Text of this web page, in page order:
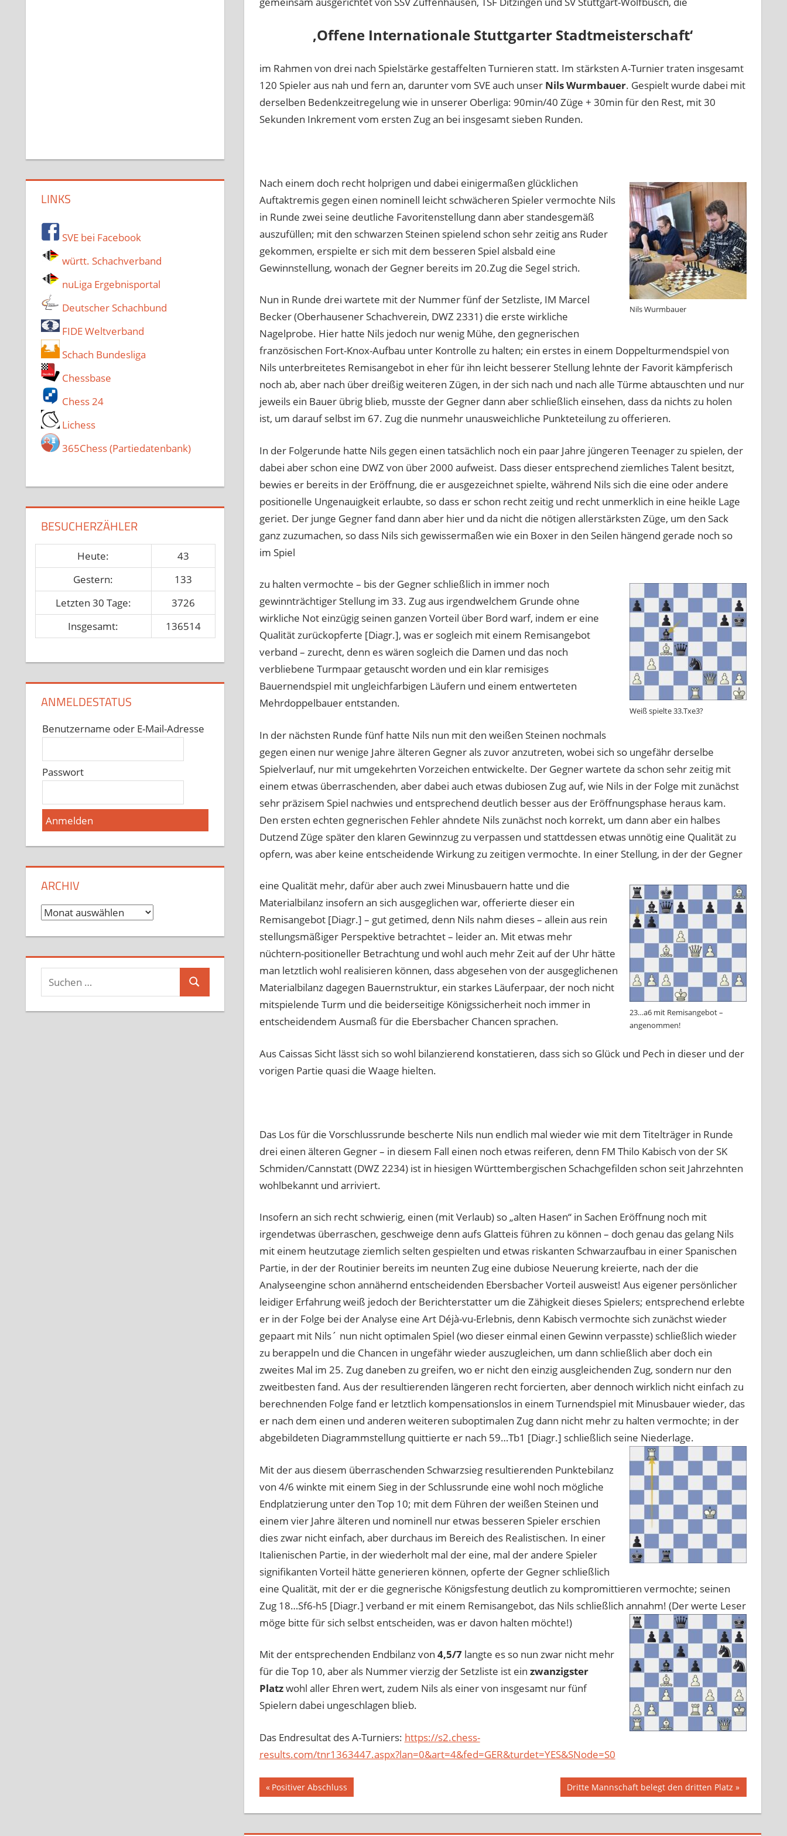
‚Offene Internationale Stuttgarter Stadtmeisterschaft‘
im Rahmen von drei nach Spielstärke gestaffelten Turnieren statt. Im stärksten A-Turnier traten insgesamt
120 Spieler aus nah und fern an, darunter vom SVE auch unser NilsWurmbauer. Gespielt wurde dabei mit
derselben Bedenkzeitregelung wie in unserer Oberliga: 90min/40 Züge + 30min für den Rest, mit 30
Sekunden Inkrement vom ersten Zug an bei insgesamt sieben Runden.
Nils Wurmbauer
Nach einem doch recht holprigen und dabei einigermaßen glücklichen
Auftaktremis gegen einen nominell leicht schwächeren Spieler vermochte Nils
in Runde zwei seine deutliche Favoritenstellung dann aber standesgemäß
auszufüllen; mit den schwarzen Steinen spielend schon sehr zeitig ans Ruder
gekommen, erspielte er sich mit dem besseren Spiel alsbald eine
Gewinnstellung, wonach der Gegner bereits im 20.Zug die Segel strich.
Nun in Runde drei wartete mit der Nummer fünf der Setzliste, IM Marcel
Becker (Oberhausener Schachverein, DWZ 2331) die erste wirkliche
Nagelprobe. Hier hatte Nils jedoch nur wenig Mühe, den gegnerischen
französischen Fort-Knox-Aufbau unter Kontrolle zu halten; ein erstes in einem Doppelturmendspiel von
Nils unterbreitetes Remisangebot in eher für ihn leicht besserer Stellung lehnte der Favorit kämpferisch
noch ab, aber nach über dreißig weiteren Zügen, in der sich nach und nach alle Türme abtauschten und nur
jeweils ein Bauer übrig blieb, musste der Gegner dann aber schließlich einsehen, dass da nichts zu holen
ist, um darauf selbst im 67. Zug die nunmehr unausweichliche Punkteteilung zu offerieren.
In der Folgerunde hatte Nils gegen einen tatsächlich noch ein paar Jahre jüngeren Teenager zu spielen, der
dabei aber schon eine DWZ von über 2000 aufweist. Dass dieser entsprechend ziemliches Talent besitzt,
bewies er bereits in der Eröffnung, die er ausgezeichnet spielte, während Nils sich die eine oder andere
positionelle Ungenauigkeit erlaubte, so dass er schon recht zeitig und recht unmerklich in eine heikle Lage
geriet. Der junge Gegner fand dann aber hier und da nicht die nötigen allerstärksten Züge, um den Sack
ganz zuzumachen, so dass Nils sich gewissermaßen wie ein Boxer in den Seilen hängend gerade noch so
im Spiel
Weiß spielte 33.Txe3?
zu halten vermochte – bis der Gegner schließlich in immer noch
gewinnträchtiger Stellung im 33. Zug aus irgendwelchem Grunde ohne
wirkliche Not einzügig seinen ganzen Vorteil über Bord warf, indem er eine
Qualität zurückopferte [Diagr.], was er sogleich mit einem Remisangebot
verband – zurecht, denn es wären sogleich die Damen und das noch
verbliebene Turmpaar getauscht worden und ein klar remisiges
Bauernendspiel mit ungleichfarbigen Läufern und einem entwerteten
Mehrdoppelbauer entstanden.
In der nächsten Runde fünf hatte Nils nun mit den weißen Steinen nochmals
gegen einen nur wenige Jahre älteren Gegner als zuvor anzutreten, wobei sich so ungefähr derselbe
Spielverlauf, nur mit umgekehrten Vorzeichen entwickelte. Der Gegner wartete da schon sehr zeitig mit
einem etwas überraschenden, aber dabei auch etwas dubiosen Zug auf, wie Nils in der Folge mit zunächst
sehr präzisem Spiel nachwies und entsprechend deutlich besser aus der Eröffnungsphase heraus kam.
Den ersten echten gegnerischen Fehler ahndete Nils zunächst noch korrekt, um dann aber ein halbes
Dutzend Züge später den klaren Gewinnzug zu verpassen und stattdessen etwas unnötig eine Qualität zu
opfern, was aber keine entscheidende Wirkung zu zeitigen vermochte. In einer Stellung, in der der Gegner
23…a6 mit Remisangebot –
angenommen!
eine Qualität mehr, dafür aber auch zwei Minusbauern hatte und die
Materialbilanz insofern an sich ausgeglichen war, offerierte dieser ein
Remisangebot [Diagr.] – gut getimed, denn Nils nahm dieses – allein aus rein
stellungsmäßiger Perspektive betrachtet – leider an. Mit etwas mehr
nüchtern-positioneller Betrachtung und wohl auch mehr Zeit auf der Uhr hätte
man letztlich wohl realisieren können, dass abgesehen von der ausgeglichenen
Materialbilanz dagegen Bauernstruktur, ein starkes Läuferpaar, der noch nicht
mitspielende Turm und die beiderseitige Königssicherheit noch immer in
entscheidendem Ausmaß für die Ebersbacher Chancen sprachen.
Aus Caissas Sicht lässt sich so wohl bilanzierend konstatieren, dass sich so Glück und Pech in dieser und der
vorigen Partie quasi die Waage hielten.
Das Los für die Vorschlussrunde bescherte Nils nun endlich mal wieder wie mit dem Titelträger in Runde
drei einen älteren Gegner – in diesem Fall einen noch etwas reiferen, denn FM Thilo Kabisch von der SK
Schmiden/Cannstatt (DWZ 2234) ist in hiesigen Württembergischen Schachgefilden schon seit Jahrzehnten
wohlbekannt und arriviert.
Insofern an sich recht schwierig, einen (mit Verlaub) so „alten Hasen“ in Sachen Eröffnung noch mit
irgendetwas überraschen, geschweige denn aufs Glatteis führen zu können – doch genau das gelang Nils
mit einem heutzutage ziemlich selten gespielten und etwas riskanten Schwarzaufbau in einer Spanischen
Partie, in der der Routinier bereits im neunten Zug eine dubiose Neuerung kreierte, nach der die
Analyseengine schon annähernd entscheidenden Ebersbacher Vorteil ausweist! Aus eigener persönlicher
leidiger Erfahrung weiß jedoch der Berichterstatter um die Zähigkeit dieses Spielers; entsprechend erlebte
er in der Folge bei der Analyse eine Art Déjà-vu-Erlebnis, denn Kabisch vermochte sich zunächst wieder
gepaart mit Nils´ nun nicht optimalen Spiel (wo dieser einmal einen Gewinn verpasste) schließlich wieder
zu berappeln und die Chancen in ungefähr wieder auszugleichen, um dann schließlich aber doch ein
zweites Mal im 25. Zug daneben zu greifen, wo er nicht den einzig ausgleichenden Zug, sondern nur den
zweitbesten fand. Aus der resultierenden längeren recht forcierten, aber dennoch wirklich nicht einfach zu
berechnenden Folge fand er letztlich kompensationslos in einem Turnendspiel mit Minusbauer wieder, das
er nach dem einen und anderen weiteren suboptimalen Zug dann nicht mehr zu halten vermochte; in der
abgebildeten Diagrammstellung quittierte er nach 59…Tb1 [Diagr.] schließlich seine Niederlage.
Mit der aus diesem überraschenden Schwarzsieg resultierenden Punktebilanz
von 4/6 winkte mit einem Sieg in der Schlussrunde eine wohl noch mögliche
Endplatzierung unter den Top 10; mit dem Führen der weißen Steinen und
einem vier Jahre älteren und nominell nur etwas besseren Spieler erschien
dies zwar nicht einfach, aber durchaus im Bereich des Realistischen. In einer
Italienischen Partie, in der wiederholt mal der eine, mal der andere Spieler
signifikanten Vorteil hätte generieren können, opferte der Gegner schließlich
eine Qualität, mit der er die gegnerische Königsfestung deutlich zu kompromittieren vermochte; seinen
Zug 18…Sf6-h5 [Diagr.] verband er mit einem Remisangebot, das Nils schließlich annahm! (Der werte Leser
möge bitte für sich selbst entscheiden, was er davon halten möchte!)
Mit der entsprechenden Endbilanz von 4,5/7langte es so nun zwar nicht mehr
für die Top 10, aber als Nummer vierzig der Setzliste ist ein zwanzigster
Platzwohl aller Ehren wert, zudem Nils als einer von insgesamt nur fünf
Spielern dabei ungeschlagen blieb.
Das Endresultat des A-Turniers: https://s2.chess-
results.com/tnr1363447.aspx?lan=0&art=4&fed=GER&turdet=YES&SNode=S0
Beitragsnavigation
Vorheriger
Beitrag:
Positiver Abschluss
Nächster
Beitrag:
Dritte Mannschaft belegt den dritten Platz
LINKS
SVE bei Facebook
württ. Schachverband
nuLiga Ergebnisportal
Deutscher Schachbund
FIDE Weltverband
Schach Bundesliga
Chessbase
Chess 24
Lichess
365Chess (Partiedatenbank)
BESUCHERZÄHLER
Heute:
43
Gestern:
133
Letzten 30 Tage:
3726
Insgesamt:
136514
ANMELDESTATUS
Benutzername oder E-Mail-Adresse
Passwort
ARCHIV
Archiv
Suchen
nach:
Suchen